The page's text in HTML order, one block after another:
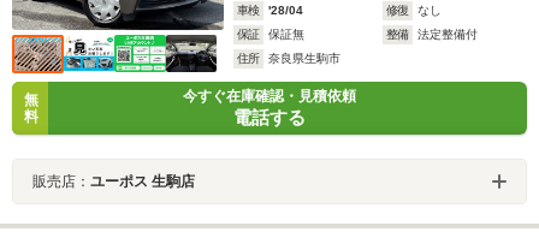
車検
'28/04 修復
なし
保証
保証無 整備
法定整備付
住所
奈良県生駒市
無
料
今すぐ在庫確認・見積依頼
電話する
販売店： ユーポス 生駒店